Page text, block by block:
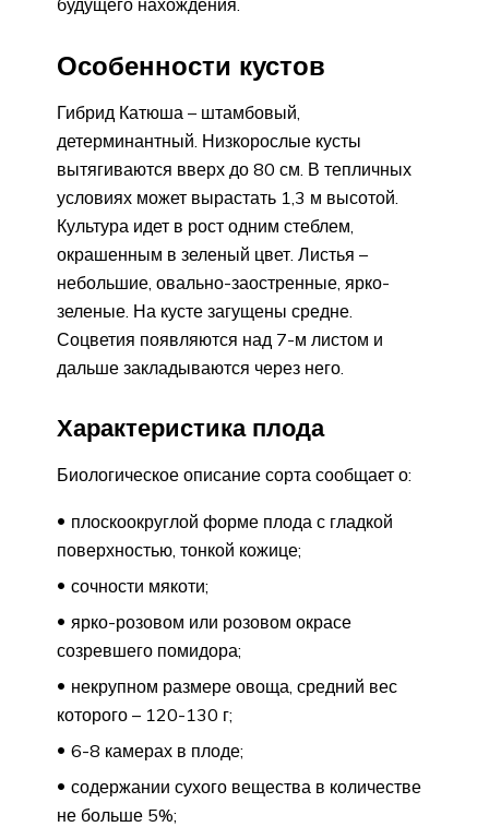
Особенности кустов
Гибрид Катюша – штамбовый,
детерминантный. Низкорослые кусты
вытягиваются вверх до 80 см. В тепличных
условиях может вырастать 1,3 м высотой.
Культура идет в рост одним стеблем,
окрашенным в зеленый цвет. Листья –
небольшие, овально-заостренные, ярко-
зеленые. На кусте загущены средне.
Соцветия появляются над 7-м листом и
дальше закладываются через него.
Характеристика плода
Биологическое описание сорта сообщает о:
плоскоокруглой форме плода с гладкой
поверхностью, тонкой кожице;
сочности мякоти;
ярко-розовом или розовом окрасе
созревшего помидора;
некрупном размере овоща, средний вес
которого – 120-130 г;
6-8 камерах в плоде;
содержании сухого вещества в количестве
не больше 5%;